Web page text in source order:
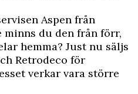
Aspen från
minns du den från förr,
hemma? Just nu säljs
Retrodeco för
verkar vara större